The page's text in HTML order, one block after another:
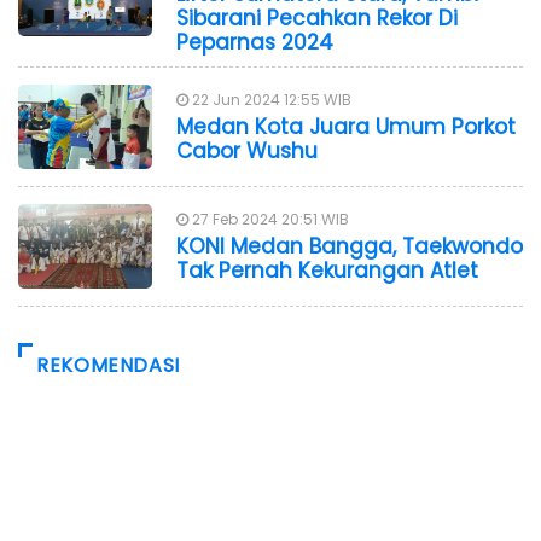
Sibarani Pecahkan Rekor Di
Peparnas 2024
22 Jun 2024 12:55 WIB
Medan Kota Juara Umum Porkot
Cabor Wushu
27 Feb 2024 20:51 WIB
KONI Medan Bangga, Taekwondo
Tak Pernah Kekurangan Atlet
REKOMENDASI